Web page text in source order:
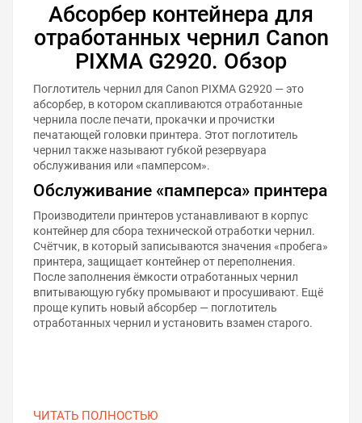
Абсорбер контейнера для
отработанных чернил Canon
PIXMA G2920. Обзор
Поглотитель чернил для Canon PIXMA G2920 — это
абсорбер, в котором скапливаются отработанные
чернила после печати, прокачки и прочистки
печатающей головки принтера. Этот поглотитель
чернил также называют губкой резервуара
обслуживания или «памперсом».
Обслуживание «памперса» принтера
Производители принтеров устанавливают в корпус
контейнер для сбора технической отработки чернил.
Счётчик, в который записываются значения «пробега»
принтера, защищает контейнер от переполнения.
После заполнения ёмкости отработанных чернил
впитывающую губку промывают и просушивают. Ещё
проще купить новый абсорбер — поглотитель
отработанных чернил и установить взамен старого.
ЧИТАТЬ ПОЛНОСТЬЮ